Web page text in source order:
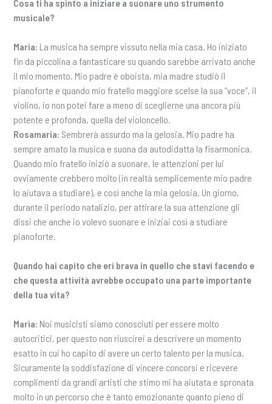
Cosa ti ha spinto a iniziare a suonare uno strumento
musicale?
Maria: La musica ha sempre vissuto nella mia casa. Ho iniziato
fin da piccolina a fantasticare su quando sarebbe arrivato anche
il mio momento. Mio padre è oboista, mia madre studiò il
pianoforte e quando mio fratello maggiore scelse la sua “voce”, il
violino, io non potei fare a meno di sceglierne una ancora più
potente e profonda, quella del violoncello.
Rosamaria: Sembrerà assurdo ma la gelosia. Mio padre ha
sempre amato la musica e suona da autodidatta la fisarmonica.
Quando mio fratello iniziò a suonare, le attenzioni per lui
ovviamente crebbero molto (in realtà semplicemente mio padre
lo aiutava a studiare), e così anche la mia gelosia. Un giorno,
durante il periodo natalizio, per attirare la sua attenzione gli
dissi che anche io volevo suonare e iniziai così a studiare
pianoforte.
Quando hai capito che eri brava in quello che stavi facendo e
che questa attività avrebbe occupato una parte importante
della tua vita?
Maria: Noi musicisti siamo conosciuti per essere molto
autocritici, per questo non riuscirei a descrivere un momento
esatto in cui ho capito di avere un certo talento per la musica.
Sicuramente la soddisfazione di vincere concorsi e ricevere
complimenti da grandi artisti che stimo mi ha aiutata e spronata
molto in un percorso che è tanto emozionante quanto pieno di